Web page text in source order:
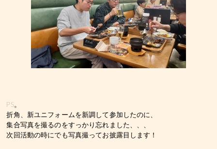
PS。
折角、新ユニフォームを新調して参加したのに、
集合写真を撮るのをすっかり忘れました、、、
次回活動の時にでも写真撮ってお披露目します！